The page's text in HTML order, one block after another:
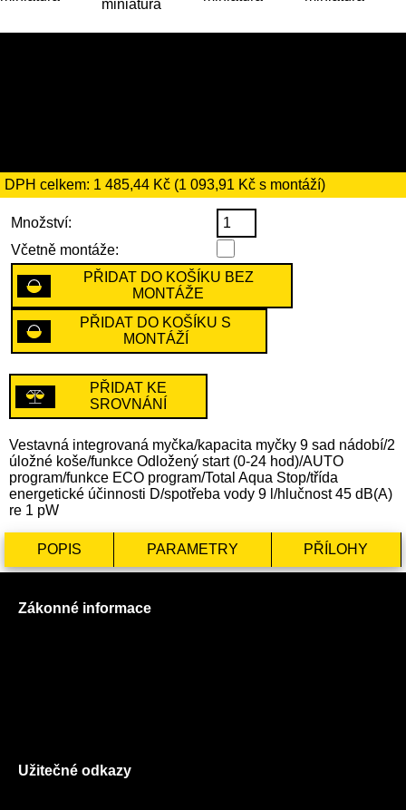
DPH celkem: 1 485,44 Kč (1 093,91 Kč s montáží)
Množství:
Včetně montáže:
PŘIDAT DO KOŠÍKU BEZ
MONTÁŽE
PŘIDAT DO KOŠÍKU S
MONTÁŽÍ
PŘIDAT KE
SROVNÁNÍ
Vestavná integrovaná myčka/kapacita myčky 9 sad nádobí/2
úložné koše/funkce Odložený start (0-24 hod)/AUTO
program/funkce ECO program/Total Aqua Stop/třída
energetické účinnosti D/spotřeba vody 9 l/hlučnost 45 dB(A)
re 1 pW
POPIS PARAMETRY PŘÍLOHY
Zákonné informace
Užitečné odkazy